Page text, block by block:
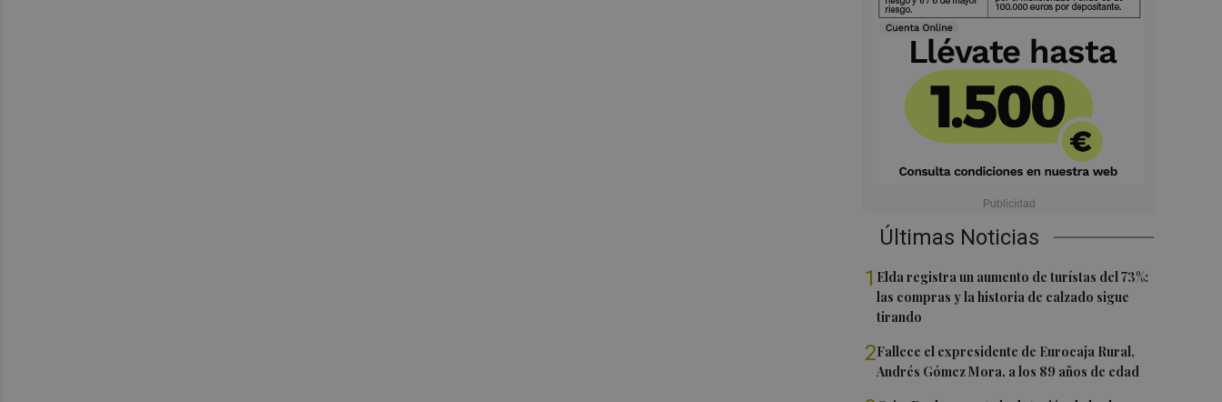
Últimas Noticias
1 Elda registra un aumento de turístas del 73%:
las compras y la historia de calzado sigue
tirando
2Fallece el expresidente de Eurocaja Rural,
Andrés Gómez Mora, a los 89 años de edad